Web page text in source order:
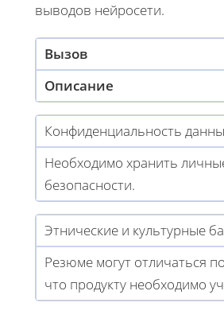
выводов нейросети.
Вызов
Описание
Конфиденциальность
Необходимо хранить
безопасности.
Этнические и культурные
Резюме могут отличаться
что продукту необходимо